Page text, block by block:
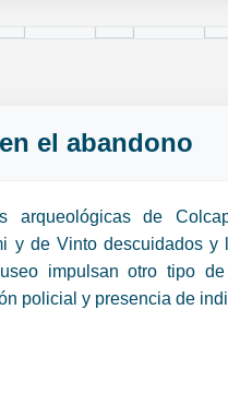
el abandono
arqueológicas de
y de Vinto descuidados y
impulsan otro tipo de
policial y presencia de